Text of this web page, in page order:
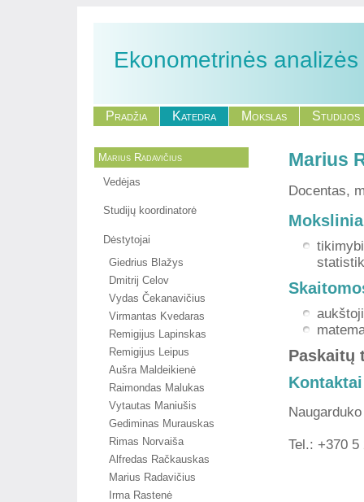
Ekonometrinės
Pradžia Katedra Mokslas Studijos
Marius Radavičius
Vedėjas
Studijų koordinatorė
Dėstytojai
Giedrius Blažys
Dmitrij Celov
Vydas Čekanavičius
Virmantas Kvedaras
Remigijus Lapinskas
Remigijus Leipus
Aušra Maldeikienė
Raimondas Malukas
Vytautas Maniušis
Gediminas Murauskas
Rimas Norvaiša
Alfredas Račkauskas
Marius Radavičius
Irma Rastenė
Marius
Docentas,
Paskaitų
Kontaktai
Tel.: +370 5